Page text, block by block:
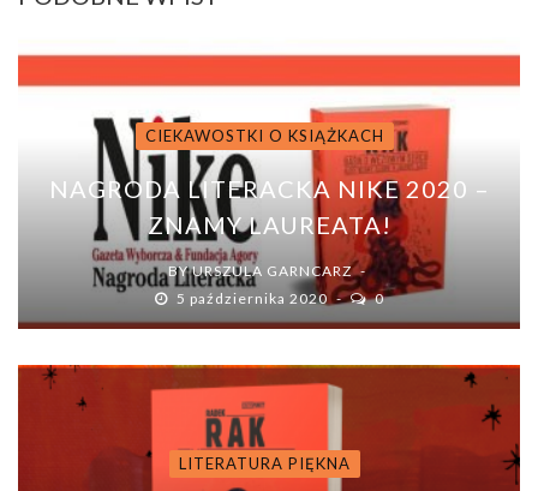
CIEKAWOSTKI O KSIĄŻKACH
NAGRODA LITERACKA NIKE 2020 –
ZNAMY LAUREATA!
BYURSZULA GARNCARZ
5 października 2020
0
LITERATURA PIĘKNA